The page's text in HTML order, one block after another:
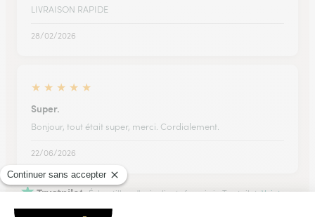
LIVRAISON RAPIDE
28/02/2026
★ ★ ★ ★ ★
Super.
Bonjour, tout était super, merci. Cordialement.
22/06/2026
Trustpilot Échantillon d'avis clients fourni via Trustpilot.Voir tous
les avis de la marque Interflora sur Trustpilot